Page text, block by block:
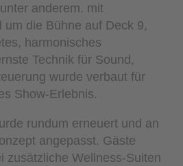
anderem. mit
um die Bühne auf Deck 9,
harmonisches
Technik für Sound,
wurde verbaut für
Show-Erlebnis.
rundum erneuert und an
angepasst. Gäste
zusätzliche Wellness-Suiten